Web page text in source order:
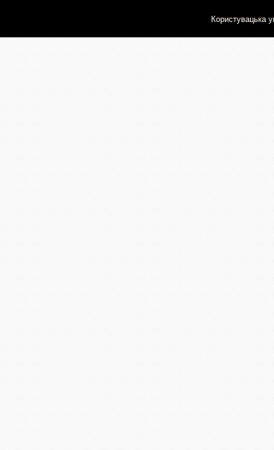
Користувацька